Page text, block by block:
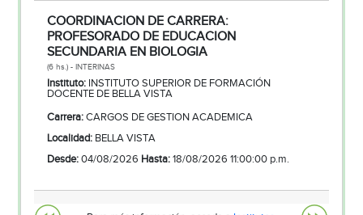
COORDINACION DE CARRERA:
PROFESORADO DE EDUCACION
SECUNDARIA EN BIOLOGIA
(6 hs.) - INTERINAS
Instituto: INSTITUTO SUPERIOR DE FORMACIÓN
DOCENTE DE BELLA VISTA
Carrera:CARGOS DE GESTION ACADEMICA
Localidad: BELLA VISTA
Desde:04/08/2026 Hasta:18/08/2026 11:00:00 p.m.